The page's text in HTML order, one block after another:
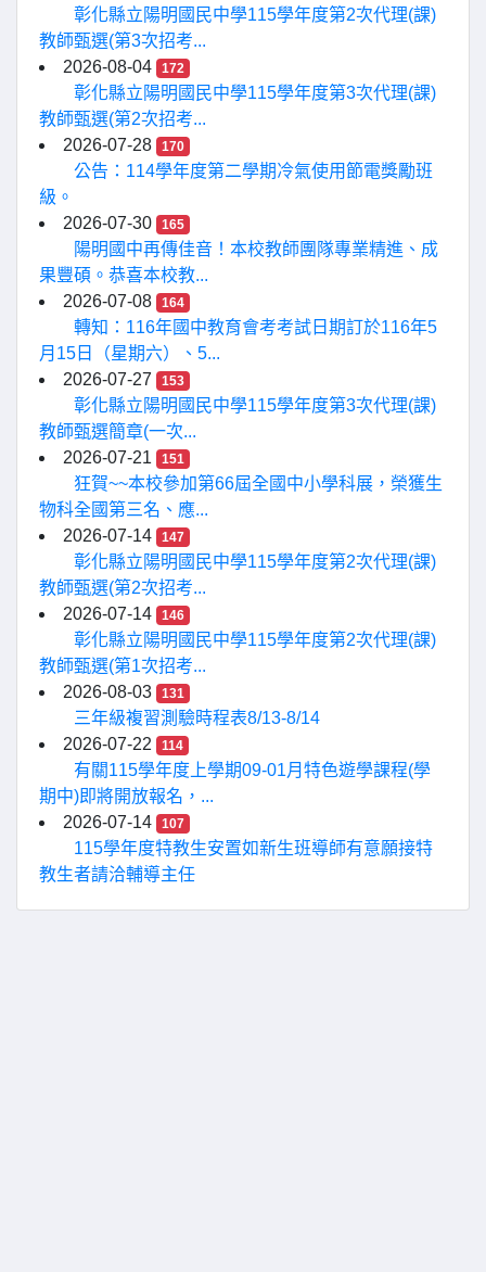
彰化縣立陽明國民中學115學年度第2次代理(課)
教師甄選(第3次招考...
2026-08-04
172
彰化縣立陽明國民中學115學年度第3次代理(課)
教師甄選(第2次招考...
2026-07-28
170
公告：114學年度第二學期冷氣使用節電獎勵班
級。
2026-07-30
165
陽明國中再傳佳音！本校教師團隊專業精進、成
果豐碩。恭喜本校教...
2026-07-08
164
轉知：116年國中教育會考考試日期訂於116年5
月15日（星期六）、5...
2026-07-27
153
彰化縣立陽明國民中學115學年度第3次代理(課)
教師甄選簡章(一次...
2026-07-21
151
狂賀~~本校參加第66屆全國中小學科展，榮獲生
物科全國第三名、應...
2026-07-14
147
彰化縣立陽明國民中學115學年度第2次代理(課)
教師甄選(第2次招考...
2026-07-14
146
彰化縣立陽明國民中學115學年度第2次代理(課)
教師甄選(第1次招考...
2026-08-03
131
三年級複習測驗時程表8/13-8/14
2026-07-22
114
有關115學年度上學期09-01月特色遊學課程(學
期中)即將開放報名，...
2026-07-14
107
115學年度特教生安置如新生班導師有意願接特
教生者請洽輔導主任